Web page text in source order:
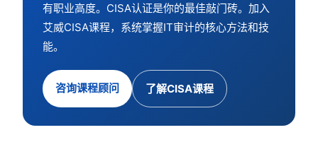
有职业高度。CISA认证是你的最佳敲门砖。加入
艾威CISA课程，系统掌握IT审计的核心方法和技
能。
咨询课程顾问 了解CISA课程